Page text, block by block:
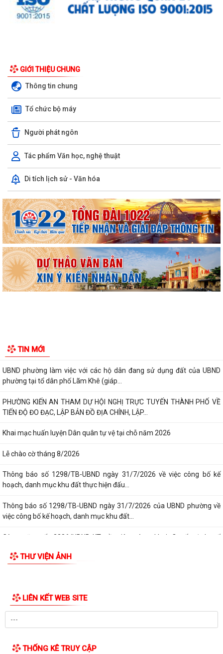
GIỚI THIỆU CHUNG
Thông tin chung
Tổ chức bộ máy
Người phát ngôn
Tác phẩm Văn học, nghệ thuật
Di tích lịch sử - Văn hóa
TIN MỚI
UBND phường triển khai công tác khám sức khoẻ định kỳ, khám sàng
lọc miễn phí cho người dân trên...
Ban đại diện Hội đồng quản trị Ngân hàng Chính sách xã hội phường
Kiến An tổ chức phiên họp giao...
TỪ NGÀY 08/8/2026: NHIỀU THỦ TỤC HÀNH CHÍNH TRỰC TUYẾN TẠI
Chi bộ trường Tiểu học Quang Trung kết nạp Đảng viên mới
Tổ Đại biểu số 05 HĐND thành phố tiếp xúc cử tri sau Kỳ họp thường lệ
giữa năm 2026 HĐND thành phố...
Hội nghị tập huấn công tác Đoàn và phong trào thanh thiếu nhi năm
2026
Công văn số: 20/CV-TYT của Trạm y tế phường v/v công khai số điện
thoại đường dây nóng tiếp nhận...
Lớp bồi dưỡng kiến thức An ninh phi truyền thống và Quản trị an ninh
phi truyền thống năm 2026
khai thực hiện Kế hoạch số...
UBND phường làm việc với các hộ dân đang sử dụng đất của UBND
phường tại tổ dân phố Lãm Khê (giáp...
PHƯỜNG KIẾN AN THAM DỰ HỘI NGHỊ TRỰC TUYẾN THÀNH PHỐ VỀ
TIẾN ĐỘ ĐO ĐẠC, LẬP BẢN ĐỒ ĐỊA CHÍNH, LẬP...
Khai mạc huấn luyện Dân quân tự vệ tại chỗ năm 2026
Lễ chào cờ tháng 8/2026
Thông báo số 1298/TB-UBND ngày 31/7/2026 về việc công bố kế
hoạch, danh mục khu đất thực hiện đấu...
Thông báo số 1298/TB-UBND ngày 31/7/2026 của UBND phường về
việc công bố kế hoạch, danh mục khu đất...
Công văn số: 3386/UBND-KT về viêc công khai Quyết định số
Công văn số 3385/UBND-KT ngày 29/7/2026 của UBND phường v/v
công khai Quyết định của Chủ tịch Ủy...
Công văn số:3384/UBND-KT ngày 29/7/2026 của UBND phường v/v
THƯ VIỆN ẢNH
LIÊN KẾT WEB SITE
THỐNG KÊ TRUY CẬP